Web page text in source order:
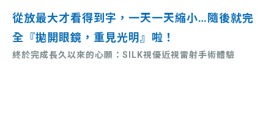
從放最大才看得到字，一天一天縮小…隨後就完
全『拋開眼鏡，重見光明』啦！
終於完成長久以來的心願：SILK視優近視雷射手術體驗